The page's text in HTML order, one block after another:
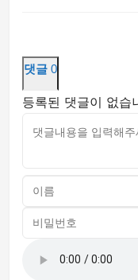
댓글 0
등록된 댓글이 없습